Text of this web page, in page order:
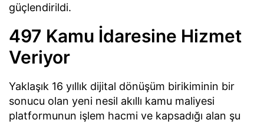
güçlendirildi.
497 Kamu İdaresine Hizmet
Veriyor
Yaklaşık 16 yıllık dijital dönüşüm birikiminin bir
sonucu olan yeni nesil akıllı kamu maliyesi
platformunun işlem hacmi ve kapsadığı alan şu